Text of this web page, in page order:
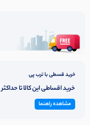
خرید قسطی با ترب پی
خرید اقساطی این کالا تا حداکثر 4 قسط
مشاهده راهنما